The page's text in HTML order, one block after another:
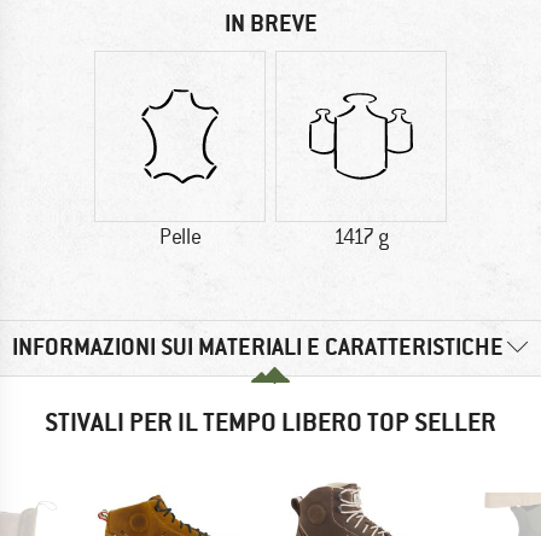
IN BREVE
Pelle 1417 g
INFORMAZIONI SUI MATERIALI E CARATTERISTICHE
STIVALI PER IL TEMPO LIBERO TOP SELLER